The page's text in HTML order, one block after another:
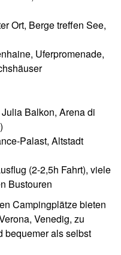
Ort, Berge treffen See,
Uferpromenade,
Balkon, Arena di
Palast, Altstadt
(2-2,5h Fahrt), viele
Bustouren
Campingplätze bieten
Venedig, zu
bequemer als selbst